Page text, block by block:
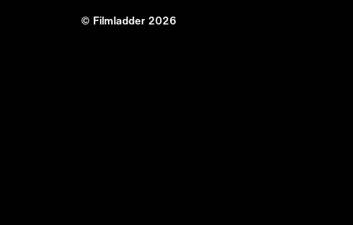
© Filmladder 2026